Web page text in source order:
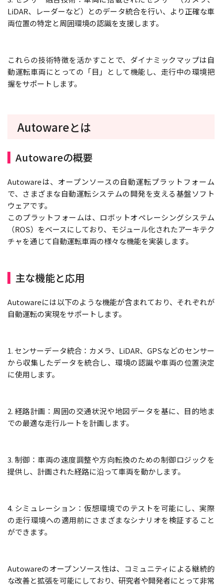
LiDAR、レーダーなど）とのデータ統合を行い、より正確な車
両位置の特定と周囲環境の認識を支援します。
これらの技術特徴を活かすことで、ダイナミックマップは自
動運転車両にとっての「目」として機能し、走行中の環境把
握をサポートします。
Autowareとは
Autowareの概要
Autowareは、オープンソースの自動運転プラットフォーム
で、さまざまな自動運転システムの開発を支える基盤ソフト
ウェアです。
このプラットフォームは、ロボットオペレーシングシステム
（ROS）をベースにしており、モジュール化されたアーキテク
チャを通じて自動運転車両の様々な機能を実装します。
主な機能と応用
Autowareには以下のような機能が含まれており、それぞれが
自動運転の実現をサポートします。
1. センサーデータ統合：カメラ、LiDAR、GPSなどのセンサー
から収集したデータを統合し、環境の認識や車両の位置決定
に使用します。
2. 経路計画：周囲の交通状況や地図データを基に、目的地ま
での最適な走行ルートを計画します。
3. 制御：車両の速度調整や方向転換のための制御ロジックを
提供し、計画された経路に沿って車両を動かします。
4. シミュレーション：仮想環境でのテストを可能にし、実際
の走行環境への適用前にさまざまなシナリオを検証すること
ができます。
Autowareのオープンソース性は、コミュニティによる継続的
な改善と拡張を可能にしており、研究者や開発者にとって非常